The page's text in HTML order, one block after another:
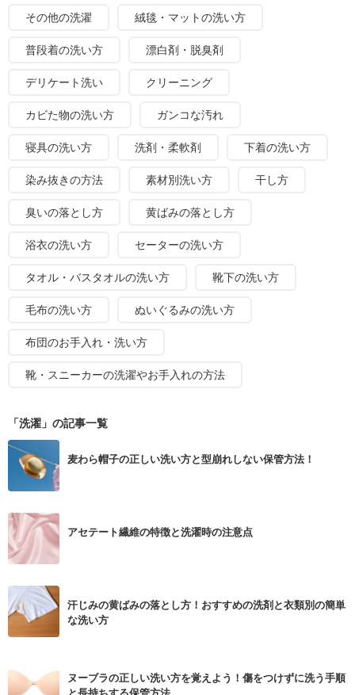
食材辞典
おすすめ
その他の洗濯 絨毯・マットの洗い方
普段着の洗い方 漂白剤・脱臭剤
デリケート洗い クリーニング
カビた物の洗い方 ガンコな汚れ
寝具の洗い方 洗剤・柔軟剤 下着の洗い方
染み抜きの方法 素材別洗い方 干し方
臭いの落とし方 黄ばみの落とし方
浴衣の洗い方 セーターの洗い方
タオル・バスタオルの洗い方 靴下の洗い方
毛布の洗い方 ぬいぐるみの洗い方
布団のお手入れ・洗い方
靴・スニーカーの洗濯やお手入れの方法
「洗濯」の記事一覧
麦わら帽子の正しい洗い方と型崩れしない保管方法！
アセテート繊維の特徴と洗濯時の注意点
汗じみの黄ばみの落とし方！おすすめの洗剤と衣類別の簡単
な洗い方
ヌーブラの正しい洗い方を覚えよう！傷をつけずに洗う手順